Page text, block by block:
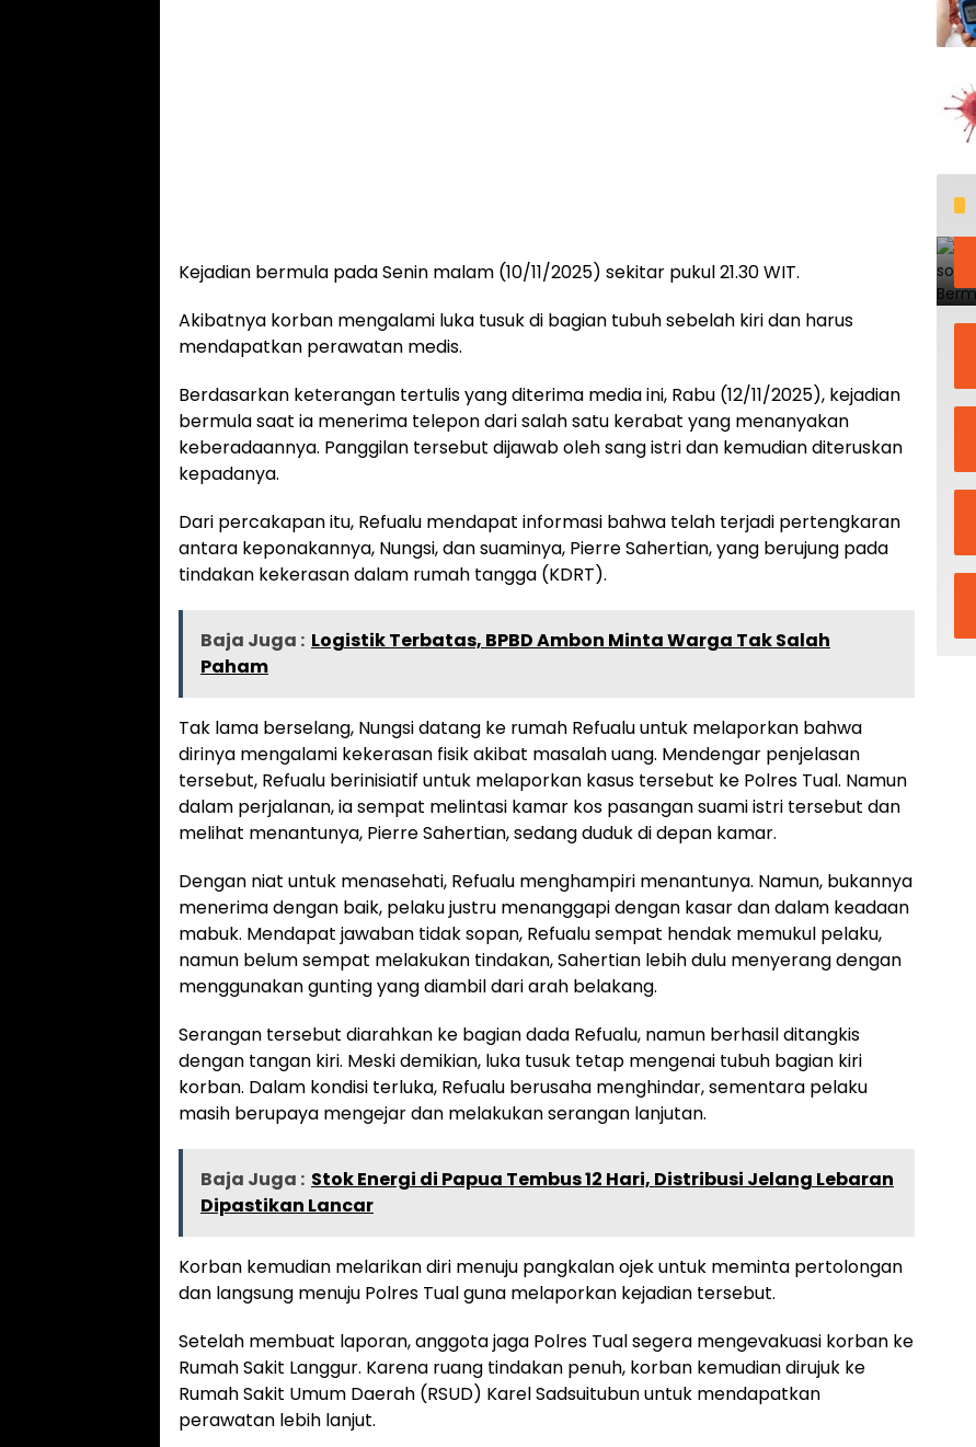
Kejadian bermula pada Senin malam (10/11/2025) sekitar pukul 21.30 WIT.
Akibatnya korban mengalami luka tusuk di bagian tubuh sebelah kiri dan harus
mendapatkan perawatan medis.
Berdasarkan keterangan tertulis yang diterima media ini, Rabu (12/11/2025), kejadian
bermula saat ia menerima telepon dari salah satu kerabat yang menanyakan
keberadaannya. Panggilan tersebut dijawab oleh sang istri dan kemudian diteruskan
kepadanya.
Dari percakapan itu, Refualu mendapat informasi bahwa telah terjadi pertengkaran
antara keponakannya, Nungsi, dan suaminya, Pierre Sahertian, yang berujung pada
tindakan kekerasan dalam rumah tangga (KDRT).
Baja Juga : Logistik Terbatas, BPBD Ambon Minta Warga Tak Salah
Paham
Tak lama berselang, Nungsi datang ke rumah Refualu untuk melaporkan bahwa
dirinya mengalami kekerasan fisik akibat masalah uang. Mendengar penjelasan
tersebut, Refualu berinisiatif untuk melaporkan kasus tersebut ke Polres Tual. Namun
dalam perjalanan, ia sempat melintasi kamar kos pasangan suami istri tersebut dan
melihat menantunya, Pierre Sahertian, sedang duduk di depan kamar.
Dengan niat untuk menasehati, Refualu menghampiri menantunya. Namun, bukannya
menerima dengan baik, pelaku justru menanggapi dengan kasar dan dalam keadaan
mabuk. Mendapat jawaban tidak sopan, Refualu sempat hendak memukul pelaku,
namun belum sempat melakukan tindakan, Sahertian lebih dulu menyerang dengan
menggunakan gunting yang diambil dari arah belakang.
Serangan tersebut diarahkan ke bagian dada Refualu, namun berhasil ditangkis
dengan tangan kiri. Meski demikian, luka tusuk tetap mengenai tubuh bagian kiri
korban. Dalam kondisi terluka, Refualu berusaha menghindar, sementara pelaku
masih berupaya mengejar dan melakukan serangan lanjutan.
Baja Juga : Stok Energi di Papua Tembus 12 Hari, Distribusi Jelang Lebaran
Dipastikan Lancar
Korban kemudian melarikan diri menuju pangkalan ojek untuk meminta pertolongan
dan langsung menuju Polres Tual guna melaporkan kejadian tersebut.
Setelah membuat laporan, anggota jaga Polres Tual segera mengevakuasi korban ke
Rumah Sakit Langgur. Karena ruang tindakan penuh, korban kemudian dirujuk ke
Rumah Sakit Umum Daerah (RSUD) Karel Sadsuitubun untuk mendapatkan
perawatan lebih lanjut.